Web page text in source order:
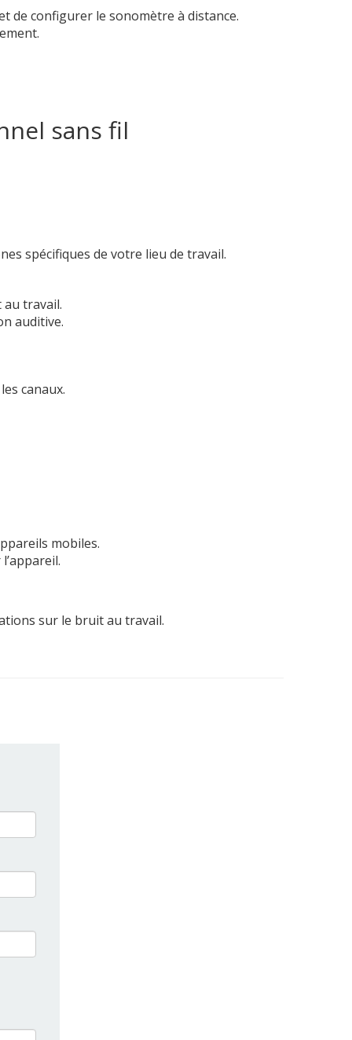
de configurer le sonomètre à distance.
sans fil
spécifiques de votre lieu de travail.
au travail.
auditive.
canaux.
mobiles.
sur le bruit au travail.